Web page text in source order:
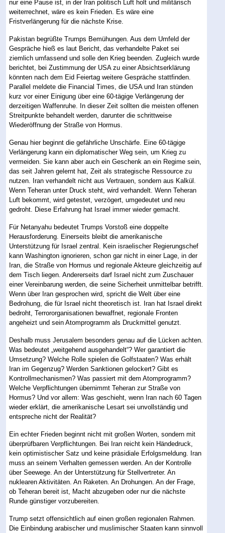
nur eine Pause ist, in der Iran politisch Luft holt und militärisch
weiterrechnet, wäre es kein Frieden. Es wäre eine
Fristverlängerung für die nächste Krise.
Pakistan begrüßte Trumps Bemühungen. Aus dem Umfeld der
Gespräche hieß es laut Bericht, das verhandelte Paket sei
ziemlich umfassend und solle den Krieg beenden. Zugleich wurde
berichtet, bei Zustimmung der USA zu einer Absichtserklärung
könnten nach dem Eid Feiertag weitere Gespräche stattfinden.
Parallel meldete die Financial Times, die USA und Iran stünden
kurz vor einer Einigung über eine 60-tägige Verlängerung der
derzeitigen Waffenruhe. In dieser Zeit sollten die meisten offenen
Streitpunkte behandelt werden, darunter die schrittweise
Wiederöffnung der Straße von Hormus.
Genau hier beginnt die gefährliche Unschärfe. Eine 60-tägige
Verlängerung kann ein diplomatischer Weg sein, um Krieg zu
vermeiden. Sie kann aber auch ein Geschenk an ein Regime sein,
das seit Jahren gelernt hat, Zeit als strategische Ressource zu
nutzen. Iran verhandelt nicht aus Vertrauen, sondern aus Kalkül.
Wenn Teheran unter Druck steht, wird verhandelt. Wenn Teheran
Luft bekommt, wird getestet, verzögert, umgedeutet und neu
gedroht. Diese Erfahrung hat Israel immer wieder gemacht.
Für Netanyahu bedeutet Trumps Vorstoß eine doppelte
Herausforderung. Einerseits bleibt die amerikanische
Unterstützung für Israel zentral. Kein israelischer Regierungschef
kann Washington ignorieren, schon gar nicht in einer Lage, in der
Iran, die Straße von Hormus und regionale Akteure gleichzeitig auf
dem Tisch liegen. Andererseits darf Israel nicht zum Zuschauer
einer Vereinbarung werden, die seine Sicherheit unmittelbar betrifft.
Wenn über Iran gesprochen wird, spricht die Welt über eine
Bedrohung, die für Israel nicht theoretisch ist. Iran hat Israel direkt
bedroht, Terrororganisationen bewaffnet, regionale Fronten
angeheizt und sein Atomprogramm als Druckmittel genutzt.
Deshalb muss Jerusalem besonders genau auf die Lücken achten.
Was bedeutet „weitgehend ausgehandelt“? Wer garantiert die
Umsetzung? Welche Rolle spielen die Golfstaaten? Was erhält
Iran im Gegenzug? Werden Sanktionen gelockert? Gibt es
Kontrollmechanismen? Was passiert mit dem Atomprogramm?
Welche Verpflichtungen übernimmt Teheran zur Straße von
Hormus? Und vor allem: Was geschieht, wenn Iran nach 60 Tagen
wieder erklärt, die amerikanische Lesart sei unvollständig und
entspreche nicht der Realität?
Ein echter Frieden beginnt nicht mit großen Worten, sondern mit
überprüfbaren Verpflichtungen. Bei Iran reicht kein Händedruck,
kein optimistischer Satz und keine präsidiale Erfolgsmeldung. Iran
muss an seinem Verhalten gemessen werden. An der Kontrolle
über Seewege. An der Unterstützung für Stellvertreter. An
nuklearen Aktivitäten. An Raketen. An Drohungen. An der Frage,
ob Teheran bereit ist, Macht abzugeben oder nur die nächste
Runde günstiger vorzubereiten.
Trump setzt offensichtlich auf einen großen regionalen Rahmen.
Die Einbindung arabischer und muslimischer Staaten kann sinnvoll